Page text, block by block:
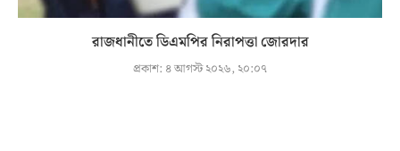
রাজধানীতে ডিএমপির নিরাপত্তা জোরদার
প্রকাশ: ৪ আগস্ট ২০২৬, ২০:০৭